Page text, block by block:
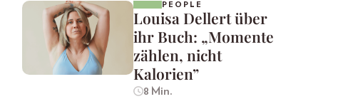
PEOPLE
Louisa Dellert über
ihr Buch: „Momente
zählen, nicht
Kalorien”
8 Min.